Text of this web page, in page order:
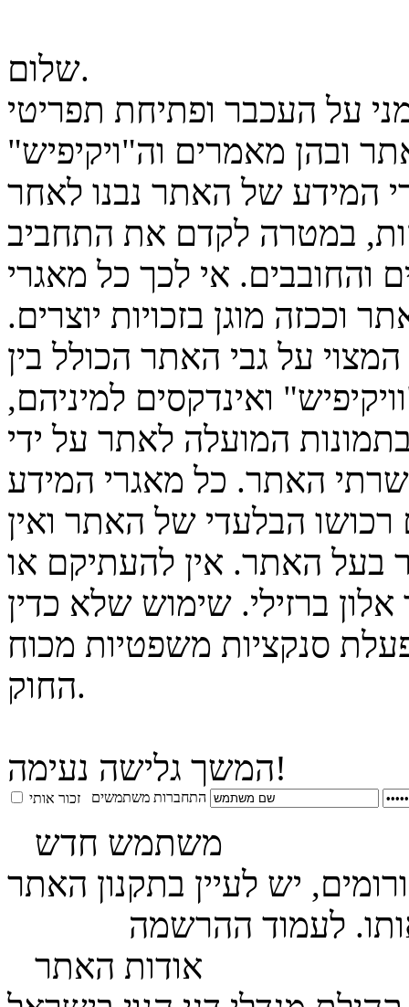
שלום.
על העכבר ופתיחת תפריטי
ובהן מאמרים וה"ויקיפיש"
המידע של האתר נבנו לאחר
במטרה לקדם את התחביב
והחובבים. אי לכך כל מאגרי
וככזה מוגן בזכויות יוצרים.
על גבי האתר הכולל בין
ואינדקסים למיניהם,
המועלה לאתר על ידי
שרתי האתר. כל מאגרי המידע
הבלעדי של האתר ואין
בעל האתר. אין להעתיקם או
ברזילי. שימוש שלא כדין
סנקציות משפטיות מכוח
החוק.
המשך גלישה נעימה!
התחברות משתמשים זכור אותי
משתמש חדש
יש לעיין בתקנון האתר
לעמוד ההרשמה
אודות האתר